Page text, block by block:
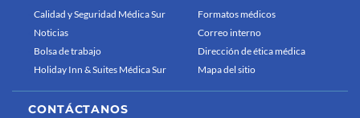
Calidad y Seguridad Médica Sur
Noticias
Bolsa de trabajo
Holiday Inn & Suites Médica Sur
Formatos médicos
Correo interno
Dirección de ética médica
Mapa del sitio
CONTÁCTANOS